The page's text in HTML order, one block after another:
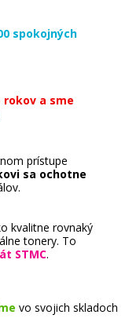
spokojných
rokov a sme
prístupe
sa ochotne
kvalitne rovnaký
tonery. To
STMC.
vo svojich skladoch